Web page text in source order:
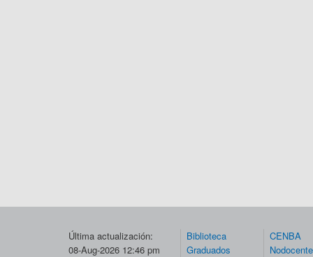
Última actualización:
08-Aug-2026 12:46 pm
Biblioteca
Graduados
CENBA